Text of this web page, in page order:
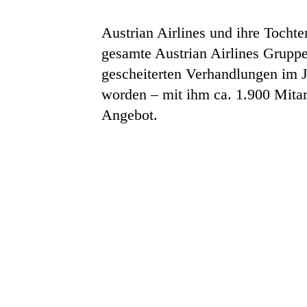
Austrian Airlines und ihre
gesamte Austrian Airlines
gescheiterten Verhandlungen
worden – mit ihm ca. 1.900
Angebot.